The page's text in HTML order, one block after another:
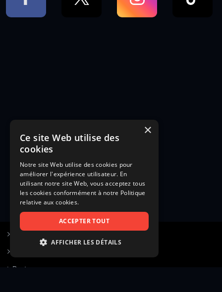
Poster une annonce
×
Ce site Web utilise des
cookies
Notre site Web utilise des cookies pour
améliorer l'expérience utilisateur. En
utilisant notre site Web, vous acceptez tous
les cookies conformément à notre Politique
relative aux cookies.
ACCEPTER TOUT
AFFICHER LES DÉTAILS